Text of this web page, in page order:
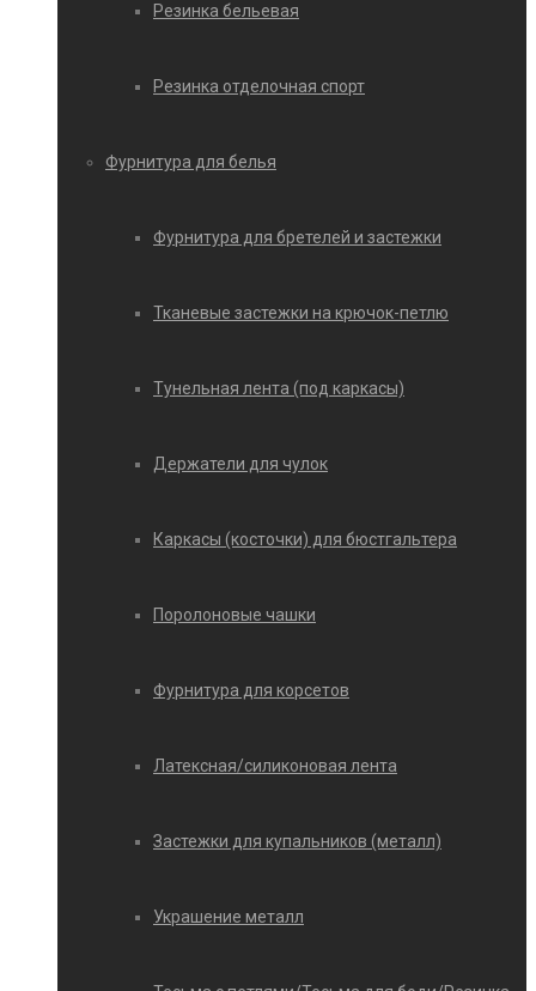
Резинка бельевая
Резинка отделочная спорт
Фурнитура для белья
Фурнитура для бретелей и застежки
Тканевые застежки на крючок-петлю
Тунельная лента (под каркасы)
Держатели для чулок
Каркасы (косточки) для бюстгальтера
Поролоновые чашки
Фурнитура для корсетов
Латексная/силиконовая лента
Застежки для купальников (металл)
Украшение металл